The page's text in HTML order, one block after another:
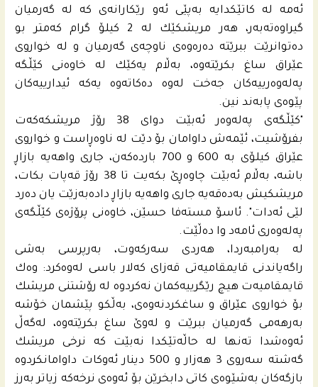
ئه‌مه‌ له‌ كاتێكدایه‌ به‌پێى ئه‌و رێكارانه‌ى كه‌ له‌ گه‌رمیان
گیراوه‌تەبه‌ر، هه‌ر مریشكێك له‌ 2 كیلۆ گرام كه‌متر بو
ده‌توانرێت ببرێته‌ ده‌ره‌وه‌ى ناوچه‌ى گه‌رمیان و له‌ خواروى
عێراق ساغ بكرێته‌وه‌، به‌ڵام یه‌كێك له‌ خاوه‌نى كێڵگه‌
په‌له‌وه‌رییه‌كان جه‌خت له‌وه‌ ده‌كاته‌وه‌ یه‌كه‌ ئیدارییه‌كان
پێوه‌ى پابه‌ند نین.
"كێڵگه‌ى په‌له‌وه‌ر ئەبێت دوای 38 رۆژ مریشکەکەت
بفرۆشیت، ئێمەش داوامان بۆ دێت لە ناوەڕاست و خواروی
عێراق کیلۆی بە 600 و 700 باردەکەن، جاری واهەیە بازاڕ
باشە، بەڵام ئەبێت چاوەڕێ بکەیت تا 38 رۆژ قەپات بکات،
مریشکیش بەدەقەیە جاری واهەیە بازاڕ دادەبەزێت یان دەرد
لێی ئەدات". ئاسۆ مستەفا حسێن، خاوەنی پرۆژه‌ى كێڵگه‌ى
په‌له‌وه‌رى ئامەد وا ده‌ڵێت.
له‌ به‌رامبه‌ردا، هه‌ردى سه‌ركه‌وت، به‌رپرسى به‌شى
راگه‌یاندنى قایمقامیه‌تى قه‌زاى كه‌لار باسى له‌وه‌كرد: وه‌ك
قایمقامیه‌ت هیچ رێگرییه‌كمان نه‌كردوه‌ له‌ رۆشتنى مریشك
بۆ خواروى عێراق و ساغكردنه‌وه‌ى، به‌ڵكو پێشمان خۆشه‌
به‌رهه‌مى گه‌رمیان ببرێت و له‌وێ ساغ بكرێته‌وه‌، له‌گه‌ڵ
ئه‌وه‌شدا ته‌نها له‌ حاڵه‌تێكدا نه‌بێت كه‌ نرخى مریشك
گه‌شته‌ سه‌روى 3 هه‌زار و 500 دینار ئه‌وكات داوامانکردوە
بازگه‌كان به‌شێوه‌ى كاتى دابخرێن بۆ ئه‌وه‌ى نرخه‌كه‌ زیاتر به‌رز